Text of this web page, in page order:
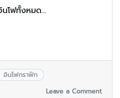
โฟทั้งหมด…
อินโฟกราฟิก
Leave a Comment